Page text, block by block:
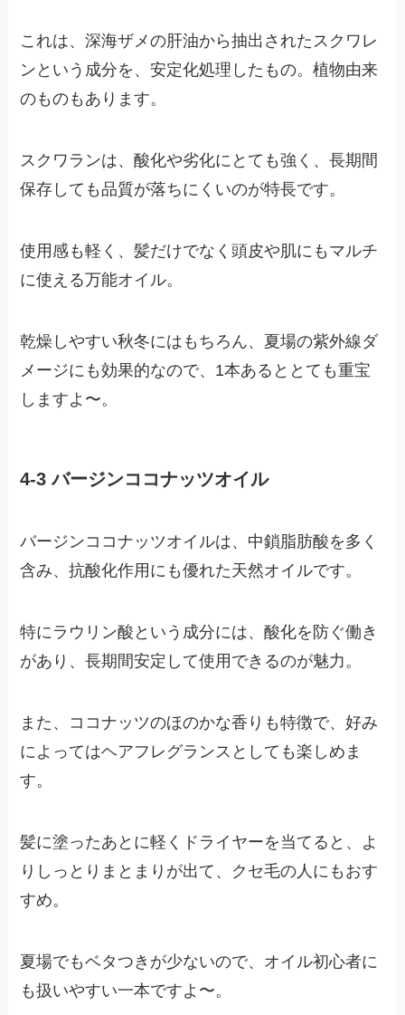
これは、深海ザメの肝油から抽出されたスクワレ
ンという成分を、安定化処理したもの。植物由来
のものもあります。
スクワランは、酸化や劣化にとても強く、長期間
保存しても品質が落ちにくいのが特長です。
使用感も軽く、髪だけでなく頭皮や肌にもマルチ
に使える万能オイル。
乾燥しやすい秋冬にはもちろん、夏場の紫外線ダ
メージにも効果的なので、1本あるととても重宝
しますよ〜。
4-3 バージンココナッツオイル
バージンココナッツオイルは、中鎖脂肪酸を多く
含み、抗酸化作用にも優れた天然オイルです。
特にラウリン酸という成分には、酸化を防ぐ働き
があり、長期間安定して使用できるのが魅力。
また、ココナッツのほのかな香りも特徴で、好み
によってはヘアフレグランスとしても楽しめま
す。
髪に塗ったあとに軽くドライヤーを当てると、よ
りしっとりまとまりが出て、クセ毛の人にもおす
すめ。
夏場でもベタつきが少ないので、オイル初心者に
も扱いやすい一本ですよ〜。